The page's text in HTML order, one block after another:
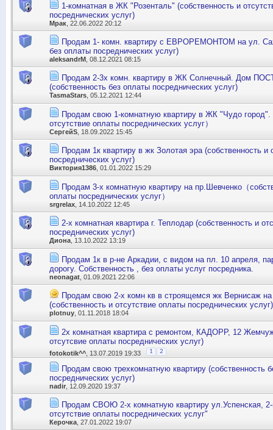
1-комнатная в ЖК "Розенталь" (собственность и
посреднических услуг)
Мрак , 22.06.2022 20:12
Продам 1- комн. квартиру с ЕВРОРЕМОНТОМ на ул.
без оплаты посреднических услуг)
aleksandrM , 08.12.2021 08:15
Продам 2-3х комн. квартиру в ЖК Солнечный. Дом
(собственность без оплаты посреднических услуг)
TasmaStars, 05.12.2021 12:44
Продам свою 1-комнатную квартиру в ЖК "Чудо город".
отсутствие оплаты посреднических услуг）
СергейS , 18.09.2022 15:45
Продам 1к квартиру в жк Золотая эра (собственность и
посреднических услуг)
Виктория1386, 01.01.2022 15:29
Продам 3-х комнатную квартиру на пр.Шевченко（
оплаты посреднических услуг）
srgrelax , 14.10.2022 12:45
2-х комнатная квартира г. Теплодар (собственность и
посреднических услуг)
Диона , 13.10.2022 13:19
Продам 1к в р-не Аркадии, с видом на пл. 10 апреля,
дорогу. Собственность , без оплаты услуг посредника.
neonagat , 01.09.2021 22:06
Продам свою 2-х комн кв в строящемся жк Вернисаж на
(собственность и отсутствие оплаты посреднических услуг)
plotnuy , 01.11.2018 18:04
2х комнатная квартира с ремонтом, КАДОРР, 12
отсутсвие оплаты посреднических услуг)
fotokotik^^ , 13.07.2019 19:33 1 2
Продам свою трехкомнатную квартиру (собственность
посреднических услуг)
nadir , 12.09.2020 19:37
Продам СВОЮ 2-х комнатную квартиру ул.Успенская, 2-
отсутствие оплаты посреднических услуг"
Керочка , 27.01.2022 19:07